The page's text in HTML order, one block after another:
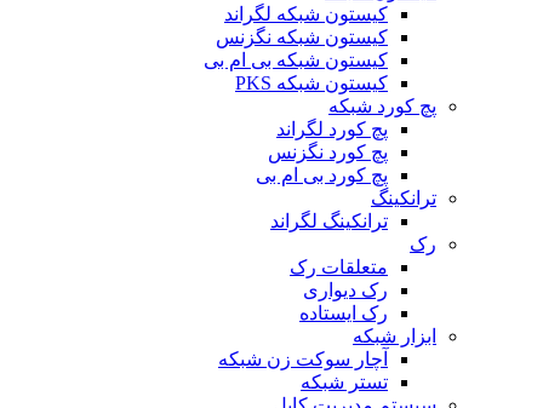
کیستون شبکه لگراند
کیستون شبکه نگزنس
کیستون شبکه بی ام بی
کیستون شبکه PKS
پچ کورد شبکه
پچ کورد لگراند
پچ کورد نگزنس
پچ کورد بی ام بی
ترانکینگ
ترانکینگ لگراند
رک
متعلقات رک
رک دیواری
رک ایستاده
ابزار شبکه
آچار سوکت زن شبکه
تستر شبکه